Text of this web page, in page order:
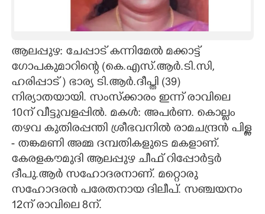
ASTRO
CARTOONS
LITERATURE
CONTACT US
ആലപ്പുഴ: ചേപ്പാട് കന്നിമേൽ മക്കാട്ട്
ഗോപകുമാറിന്റെ (കെ.എസ്.ആർ.ടി.സി,
ഹരിപ്പാട് ) ഭാര്യ ടി.ആർ.ദീപ്തി (39)
നിര്യാതയായി. സംസ്ക്കാരം ഇന്ന് രാവിലെ
10ന് വീട്ടുവളപ്പിൽ. മകൾ: അപർണ. കൊല്ലം
തഴവ കുതിരപ്പന്തി ശ്രീഭവനിൽ രാമചന്ദ്രൻ പിള്ള
- തങ്കമണി അമ്മ ദമ്പതികളുടെ മകളാണ്.
കേരളകൗമുദി ആലപ്പുഴ ചീഫ് റിപ്പോർട്ടർ
ദീപു.ആർ സഹോദരനാണ്. മറ്റൊരു
സഹോദരൻ പരേതനായ ദിലീപ്. സഞ്ചയനം
12ന് രാവിലെ 8ന്.